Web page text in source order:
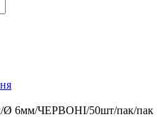
Ø 6мм/ЧЕРВОНІ/50шт/пак/пак